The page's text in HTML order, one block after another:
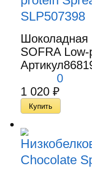
SLP507398
Шоколадная
SOFRA
Артикул
0
1 020 ₽
Chocolate